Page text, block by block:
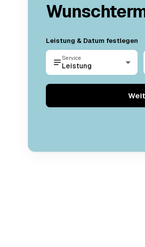
Leistung & Datum festlegen
Service
Leistung